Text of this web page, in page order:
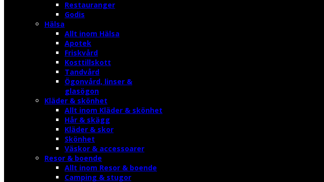
Restauranger
Godis
Hälsa
Allt inom Hälsa
Apotek
Friskvård
Kosttillskott
Tandvård
Ögonvård, linser &
glasögon
Kläder & skönhet
Allt inom Kläder & skönhet
Hår & skägg
Kläder & skor
Skönhet
Väskor & accessoarer
Resor & boende
Allt inom Resor & boende
Camping & stugor